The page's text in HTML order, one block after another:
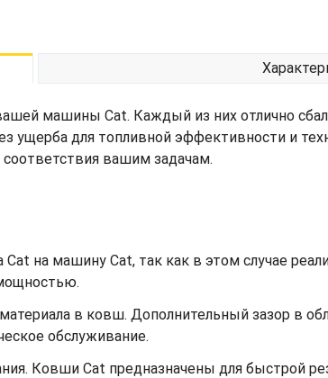
машины Cat. Каждый из них отлично
ущерба для топливной эффективности и
соответствия вашим задачам.
на машину Cat, так как в этом случае
в ковш. Дополнительный зазор в
обслуживание.
Ковши Cat предназначены для быстрой